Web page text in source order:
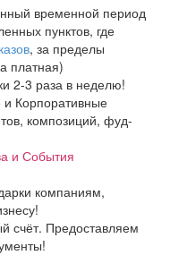
временной период
пунктов, где
, за пределы
платная)
2-3 раза в неделю!
Корпоративные
композиций, фуд-
и События
компаниям,
счёт. Предоставляем